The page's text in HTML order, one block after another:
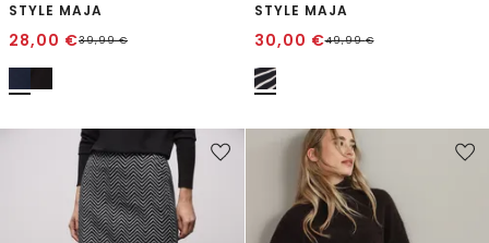
STYLE MAJA
28,00 €39,99€
STYLE MAJA
30,00 €49,99€